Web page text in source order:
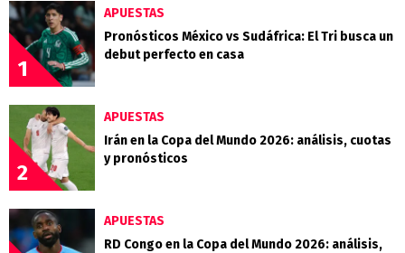
1
APUESTAS
Pronósticos México vs Sudáfrica: El Tri busca un
debut perfecto en casa
2
APUESTAS
Irán en la Copa del Mundo 2026: análisis, cuotas
y pronósticos
APUESTAS
RD Congo en la Copa del Mundo 2026: análisis,